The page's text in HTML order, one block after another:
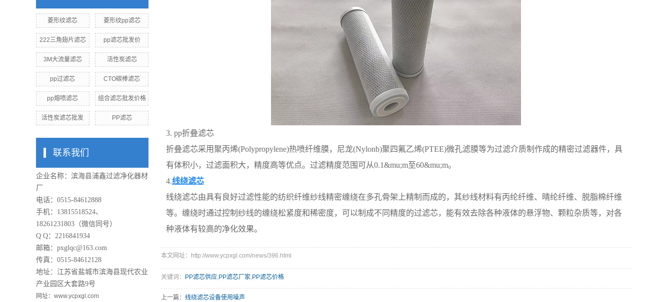
菱形纹滤芯 菱形纹pp滤芯
222三角翅片滤芯 pp滤芯批发价
3M大流量滤芯 活性炭滤芯
pp过滤芯 CTO碳棒滤芯
pp熔喷滤芯 组合滤芯批发价格
活性炭滤芯批发 PP滤芯
联系我们
企业名称：滨海县浦鑫过滤净化器材
厂
电话：0515-84612888
手机：13815518524、
18261231803（微信同号）
Q Q：2216841934
邮箱：pxglqc@163.com
传真：0515-84612128
地址：江苏省盐城市滨海县现代农业
产业园区大套路9号
网址：www.ycpxgl.com
3. pp折叠滤芯
折叠滤芯采用聚丙烯(Polypropylene)热喷纤维膜，尼龙(Nylonb)聚四氟乙烯(PTEE)微孔滤膜等为过滤介质制作成的精密过滤器件，具
有体积小，过滤面积大，精度高等优点。过滤精度范围可从0.1&mu;m至60&mu;m。
4.线绕滤芯
线绕滤芯由具有良好过滤性能的纺织纤维纱线精密缠绕在多孔骨架上精制而成的，其纱线材料有丙纶纤维、晴纶纤维、脱脂棉纤维
等。缠绕时通过控制纱线的缠绕松紧度和稀密度，可以制成不同精度的过滤芯，能有效去除各种液体的悬浮物、颗粒杂质等，对各
种液体有较高的净化效果。
本文网址：http://www.ycpxgl.com/news/396.html
关键词： PP滤芯供应,PP滤芯厂家,PP滤芯价格
上一篇： 线绕滤芯设备使用噪声